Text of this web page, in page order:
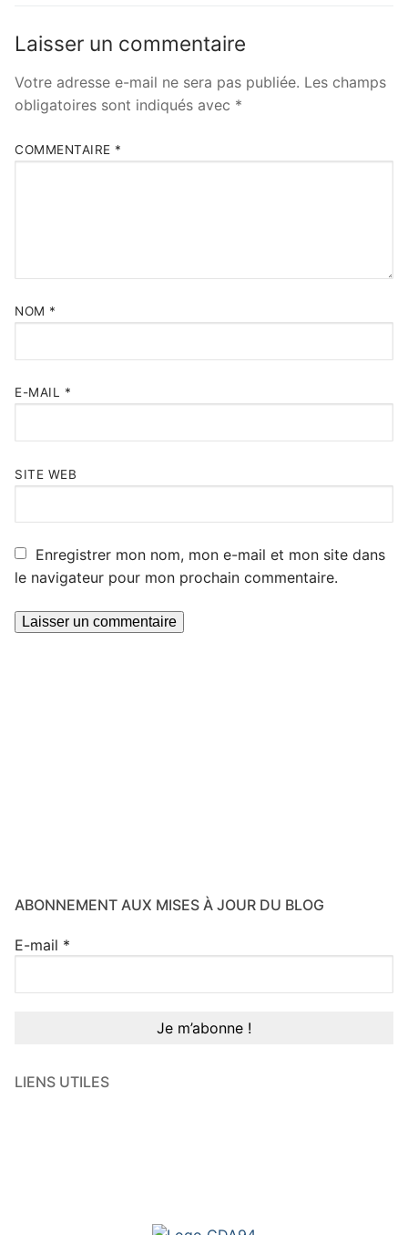
Laisser un commentaire
Votre adresse e-mail ne sera pas publiée. Les champs
obligatoires sont indiqués avec *
COMMENTAIRE *
NOM *
E-MAIL *
SITE WEB
Enregistrer mon nom, mon e-mail et mon site dans
le navigateur pour mon prochain commentaire.
ABONNEMENT AUX MISES À JOUR DU BLOG
E-mail *
LIENS UTILES